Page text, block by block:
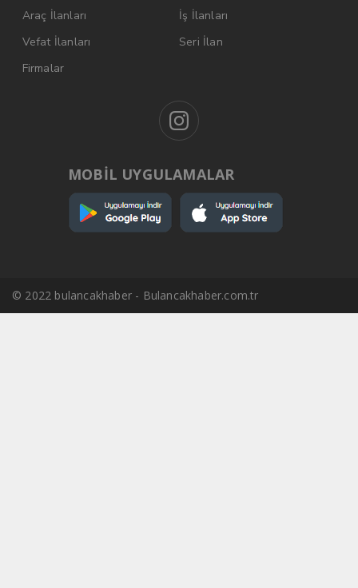
Araç İlanları
İş İlanları
Vefat İlanları
Seri İlan
Firmalar
MOBİL UYGULAMALAR
© 2022 bulancakhaber - Bulancakhaber.com.tr